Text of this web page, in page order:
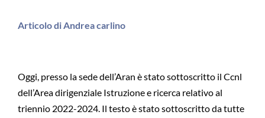
Articolo di Andrea carlino
Oggi, presso la sede dell’Aran è stato sottoscritto il Ccnl
dell’Area dirigenziale Istruzione e ricerca relativo al
triennio 2022-2024. Il testo è stato sottoscritto da tutte